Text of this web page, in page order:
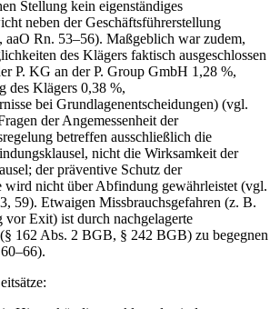
Stellung kein eigenständiges
neben der Geschäftsführerstellung
Rn. 53–56). Maßgeblich war zudem,
des Klägers faktisch ausgeschlossen
P. KG an der P. Group GmbH 1,28 %,
des Klägers 0,38 %,
bei Grundlagenentscheidungen) (vgl.
der Angemessenheit der
betreffen ausschließlich die
nicht die Wirksamkeit der
der präventive Schutz der
wird nicht über Abfindung gewährleistet (vgl.
59). Etwaigen Missbrauchsgefahren (z. B.
vor Exit) ist durch nachgelagerte
162 Abs. 2 BGB, § 242 BGB) zu begegnen